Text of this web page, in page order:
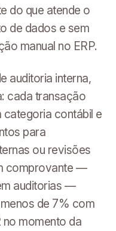
do que atende o
de dados e sem
manual no ERP.
auditoria interna,
cada transação
contábil e
para
ou revisões
comprovante —
auditorias —
de 7% com
momento da